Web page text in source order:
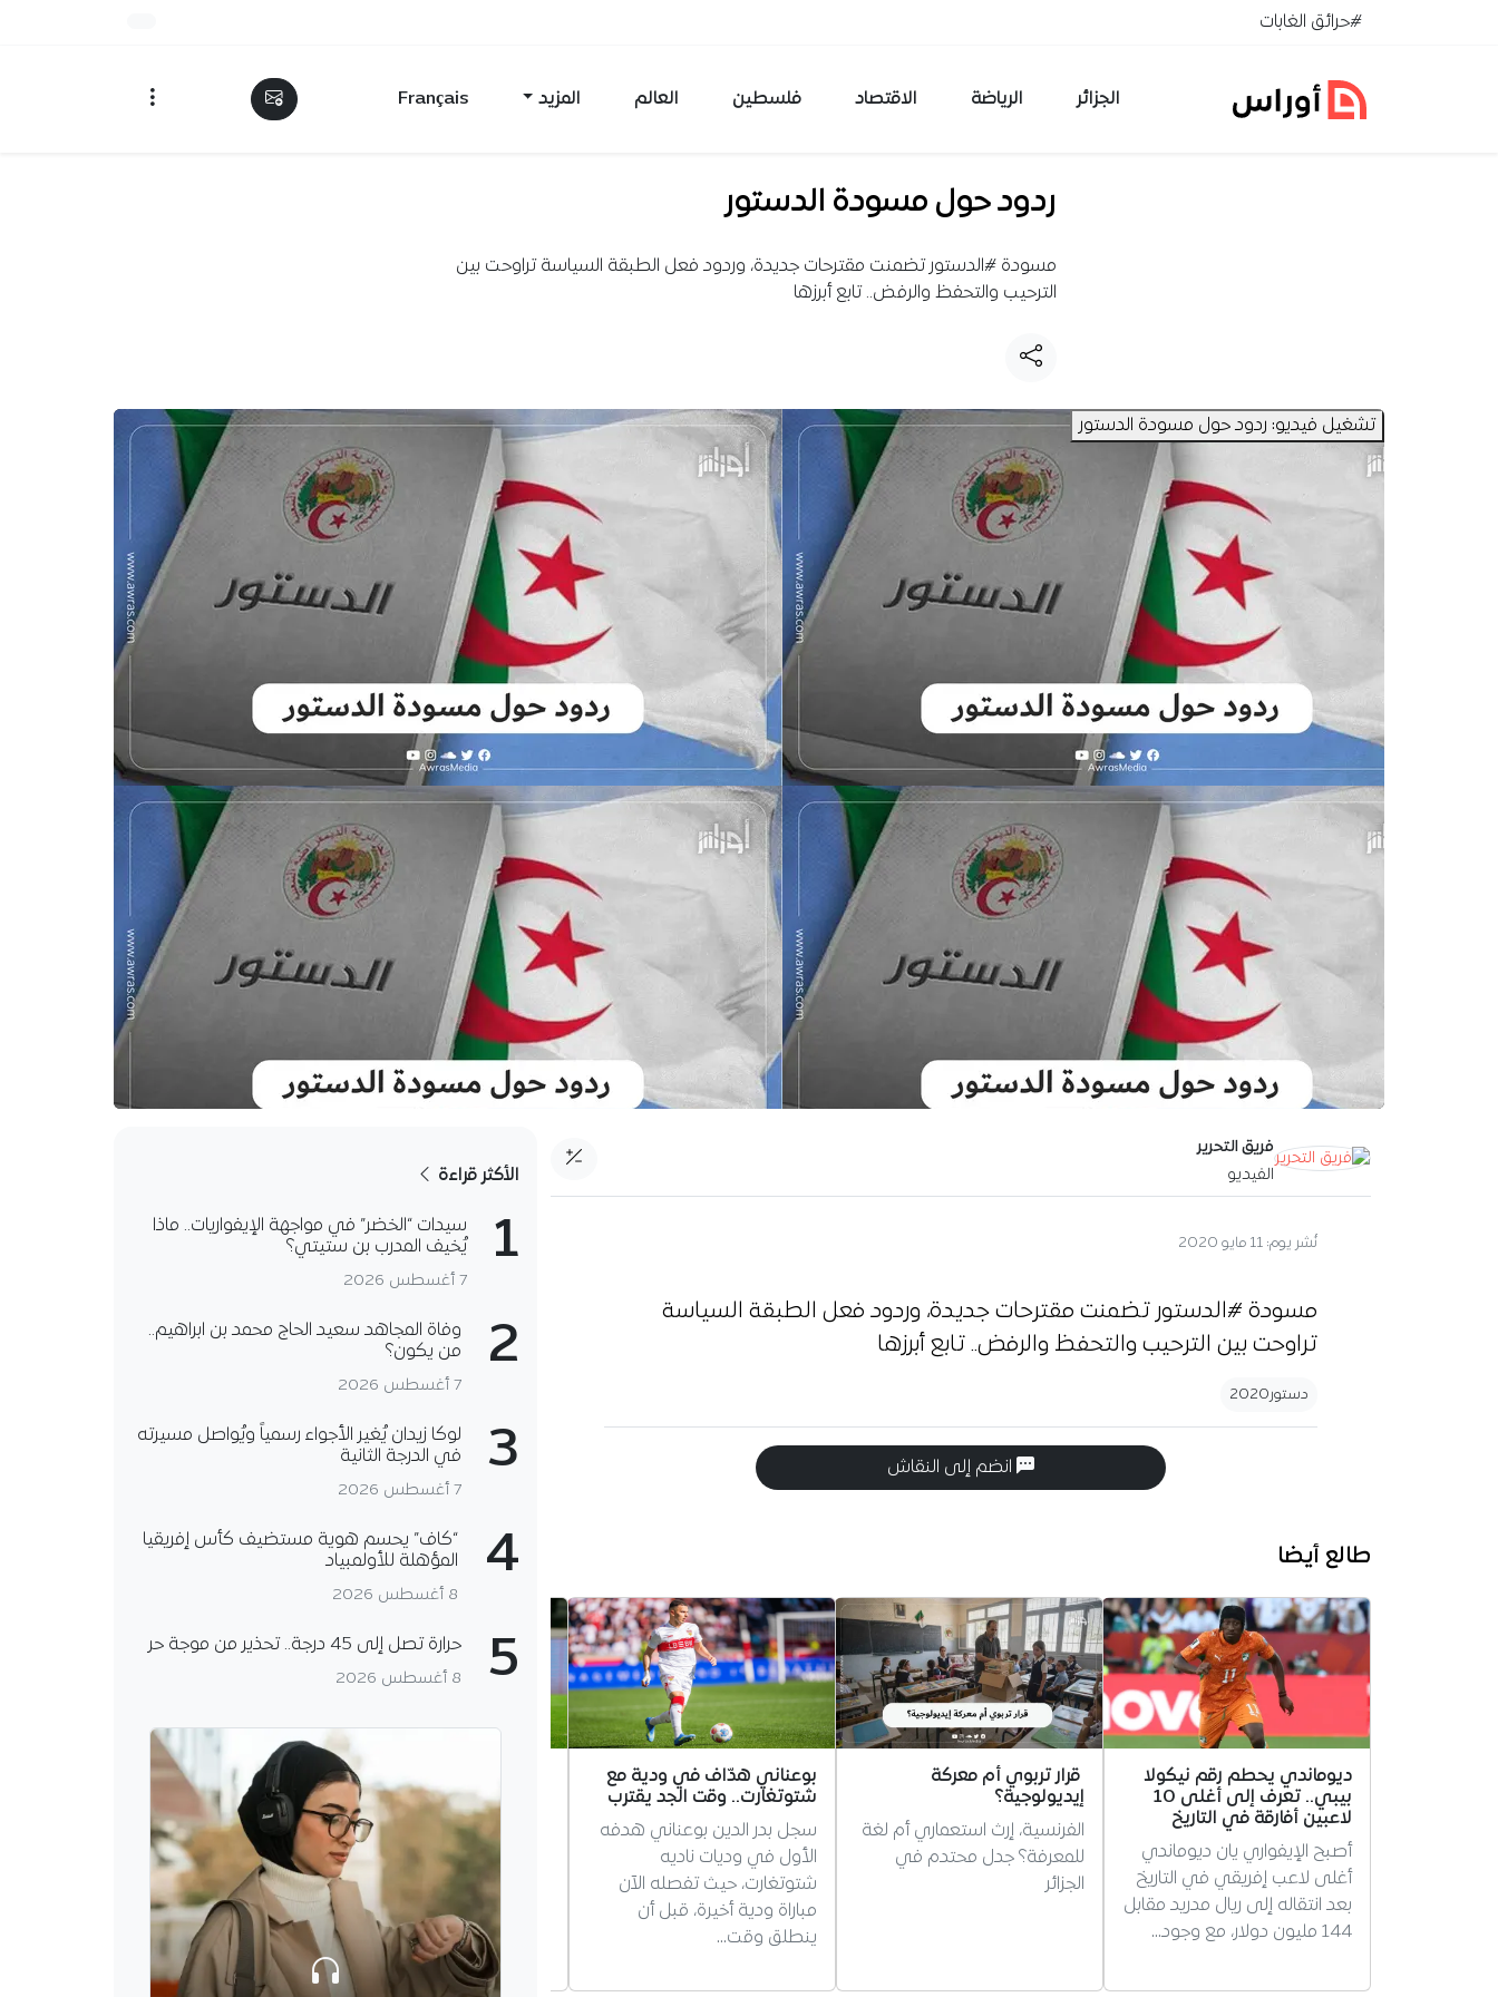
تخطي إلى المحتوى#حرائق الغابات
الجزائر الرياضة الاقتصاد فلسطين العالم المزيد Français
ردود حول مسودة الدستور
مسودة #الدستور تضمنت مقترحات جديدة، وردود فعل الطبقة السياسة تراوحت بين
الترحيب والتحفظ والرفض.. تابع أبرزها
تشغيل فيديو: ردود حول مسودة الدستور
فريق التحرير
الفيديو
آخر تحديث:16 سبتمبر 2020
مسودة #الدستور تضمنت مقترحات جديدة، وردود فعل الطبقة السياسة
تراوحت بين الترحيب والتحفظ والرفض.. تابع أبرزها
دستور2020
انضم إلى النقاش
طالع أيضا
ديوماندي يحطم رقم نيكولا
بيبي.. تعرف إلى أغلى 10
لاعبين أفارقة في التاريخ
أصبح الإيفواري يان ديوماندي
أغلى لاعب إفريقي في التاريخ
بعد انتقاله إلى ريال مدريد مقابل
144 مليون دولار، مع وجود…
قرار تربوي أم معركة
إيديولوجية؟
الفرنسية، إرث استعماري أم لغة
للمعرفة؟ جدل محتدم في
الجزائر
بوعناني هدّاف في ودية مع
شتوتغارت.. وقت الجد يقترب
سجل بدر الدين بوعناني هدفه
الأول في وديات ناديه
شتوتغارت، حيث تفصله الآن
مباراة ودية أخيرة، قبل أن
ينطلق وقت…
في طريقه نحو نادٍ مغمور..
دورفال يخسر الكثير من النقاط
في الميركاتو
خسر الدولي الجزائري مهدي
دورفال الكثير من النقاط خلال
الميركاتو الحالي، بسبب قراراته
السابقة، وهو ما اتضح جلياً، من
الأكثر قراءة
1
سيدات “الخضر” في مواجهة الإيفواريات.. ماذا
يُخيف المدرب بن ستيتي؟
7 أغسطس 2026
2
وفاة المجاهد سعيد الحاج محمد بن ابراهيم..
من يكون؟
7 أغسطس 2026
3
لوكا زيدان يُغير الأجواء رسمياً ويُواصل مسيرته
في الدرجة الثانية
7 أغسطس 2026
4
“كاف” يحسم هوية مستضيف كأس إفريقيا
المؤهلة للأولمبياد
8 أغسطس 2026
5 حرارة تصل إلى 45 درجة.. تحذير من موجة حر
8 أغسطس 2026